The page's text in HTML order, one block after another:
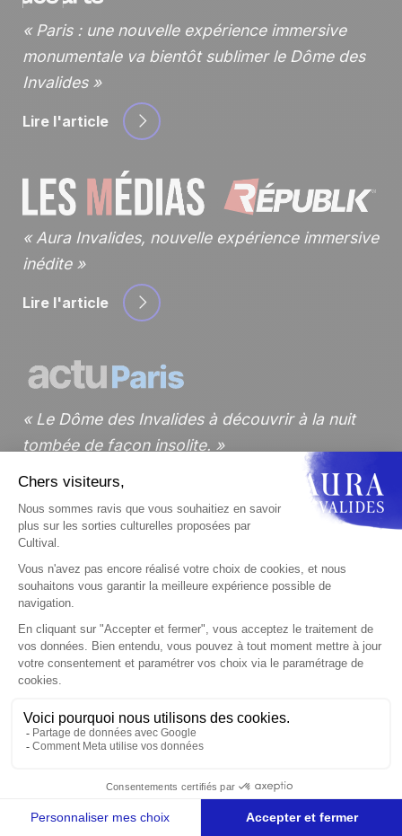
Paris : une nouvelle expérience immersive
monumentale va bientôt sublimer le Dôme des
Invalides
Lire l'article
Aura Invalides, nouvelle expérience immersive
inédite
Lire l'article
Le Dôme des Invalides à découvrir à la nuit
tombée de façon insolite.
Lire l'article
Paris - AURA : un spectacle immersif féérique
au Dôme des Invalides
Lire l'article
Aura Invalides, l'expérience immersive au
cœur du Dôme des Invalides.